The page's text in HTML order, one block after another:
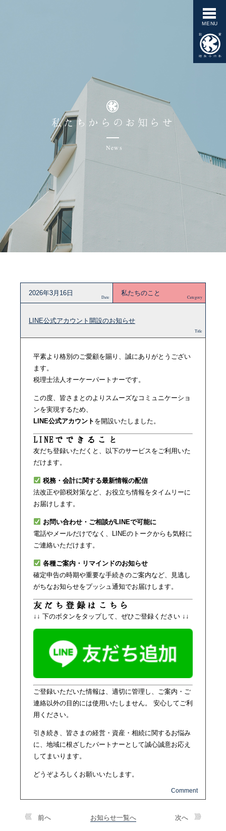
私たちからのお知らせ
News
2026年3月16日
Date
私たちのこと
Category
LINE公式アカウント開設のお知らせ
Title
平素より格別のご愛顧を賜り、誠にありがとうござい
ます。
税理士法人オーケーパートナーです。
この度、皆さまとのよりスムーズなコミュニケーショ
ンを実現するため、
LINE公式アカウント を開設いたしました。
LINEでできること
友だち登録いただくと、以下のサービスをご利用いた
だけます。
税務・会計に関する最新情報の配信
法改正や節税対策など、お役立ち情報をタイムリーに
お届けします。
お問い合わせ・ご相談がLINEで可能に
電話やメールだけでなく、LINEのトークからも気軽に
ご連絡いただけます。
各種ご案内・リマインドのお知らせ
確定申告の時期や重要な手続きのご案内など、見逃し
がちなお知らせをプッシュ通知でお届けします。
友だち登録はこちら
↓↓ 下のボタンをタップして、ぜひご登録ください ↓↓
ご登録いただいた情報は、適切に管理し、ご案内・ご
連絡以外の目的には使用いたしません。 安心してご利
用ください。
引き続き、皆さまの経営・資産・相続に関するお悩み
に、地域に根ざしたパートナーとして誠心誠意お応え
してまいります。
どうぞよろしくお願いいたします。
前へ お知らせ一覧へ 次へ